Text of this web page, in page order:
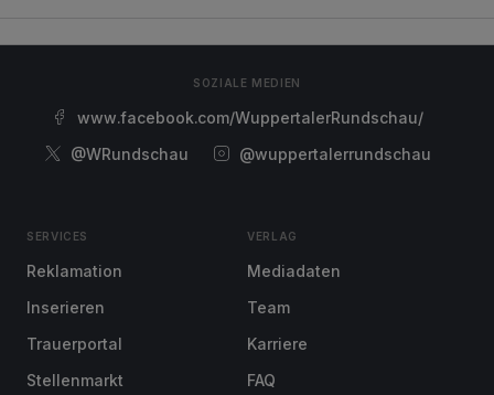
SOZIALE MEDIEN
www.facebook.com/WuppertalerRundschau/
@WRundschau
@wuppertalerrundschau
SERVICES
Reklamation
Inserieren
Trauerportal
Stellenmarkt
VERLAG
Mediadaten
Team
Karriere
FAQ